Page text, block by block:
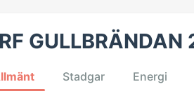
GULLBRÄNDAN
Stadgar Energi